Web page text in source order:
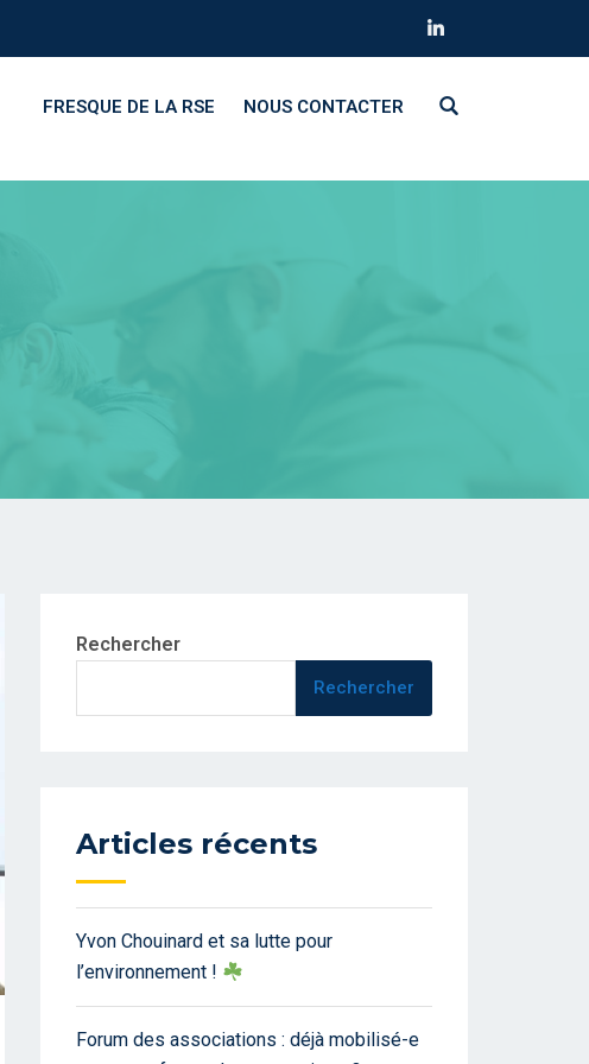
FRESQUE DE LA RSE NOUS CONTACTER
Rechercher
Rechercher
Articles récents
Yvon Chouinard et sa lutte pour
l’environnement !
Forum des associations : déjà mobilisé-e